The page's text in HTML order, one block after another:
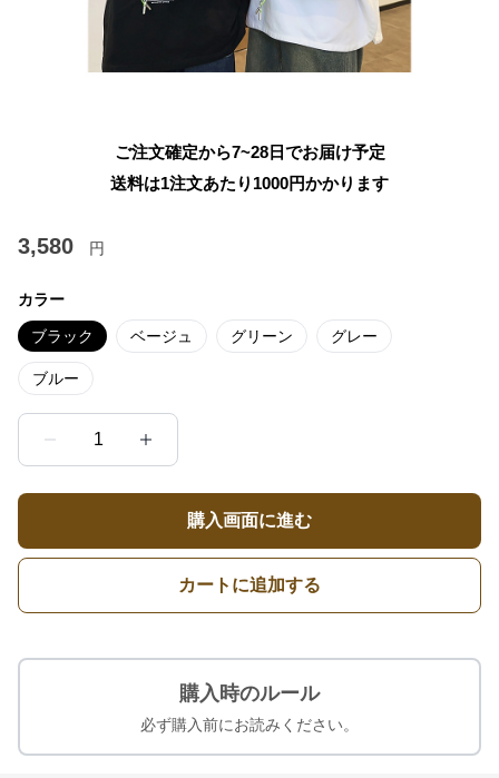
ご注文確定から7~28日でお届け予定
送料は1注文あたり 1000円かかります
3,580 円
カラー
ブラック ベージュ グリーン グレー
ブルー
1
購入画面に進む
カートに追加する
購入時のルール
必ず購入前にお読みください。